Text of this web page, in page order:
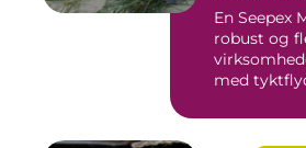
En Seepex
robust og
med